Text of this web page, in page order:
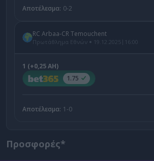
Αποτέλεσμα: 0-2
RC Arbaa-CR Temouchent
Πρωτάθλημα Εθνών 19.12.2025 | 16:00
1 (+0,25 AH)
1.75
Αποτέλεσμα: 1-0
Προσφορές*